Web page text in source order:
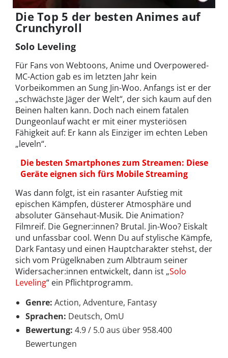
Die Top 5 der besten Animes auf
Crunchyroll
Solo Leveling
Für Fans von Webtoons, Anime und Overpowered-
MC-Action gab es im letzten Jahr kein
Vorbeikommen an Sung Jin-Woo. Anfangs ist er der
„schwächste Jäger der Welt“, der sich kaum auf den
Beinen halten kann. Doch nach einem fatalen
Dungeonlauf wacht er mit einer mysteriösen
Fähigkeit auf: Er kann als Einziger im echten Leben
„leveln“.
Die besten Smartphones zum Streamen: Diese
Geräte eignen sich fürs Mobile Streaming
Was dann folgt, ist ein rasanter Aufstieg mit
epischen Kämpfen, düsterer Atmosphäre und
absoluter Gänsehaut-Musik. Die Animation?
Filmreif. Die Gegner:innen? Brutal. Jin-Woo? Eiskalt
und unfassbar cool. Wenn Du auf stylische Kämpfe,
Dark Fantasy und einen Hauptcharakter stehst, der
sich vom Prügelknaben zum Albtraum seiner
Widersacher:innen entwickelt, dann ist „Solo
Leveling“ ein Pflichtprogramm.
Genre: Action, Adventure, Fantasy
Sprachen: Deutsch, OmU
Bewertung: 4.9 / 5.0 aus über 958.400
Bewertungen